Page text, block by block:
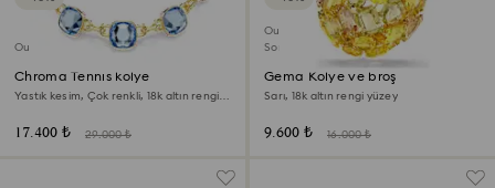
Outlet
Chroma Tennis kolye
Yastık kesim, Çok renkli, 18k altın rengi
17.400 ₺ 29.000 ₺
Outlet
Son Şans
Gema Kolye ve broş
Sarı, 18k altın rengi yüzey
9.600 ₺ 16.000 ₺